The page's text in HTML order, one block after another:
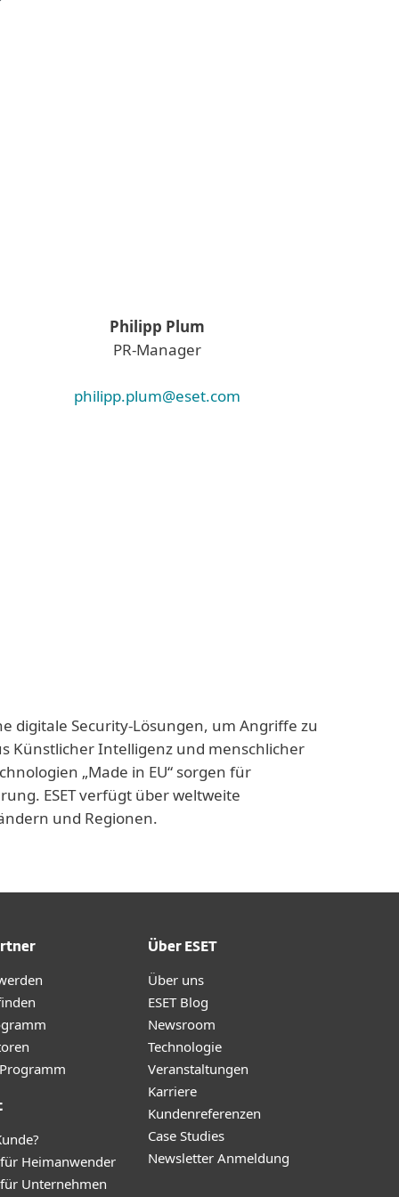
Philipp Plum
PR-Manager
philipp.plum@eset.com
digitale Security-Lösungen, um Angriffe zu
Künstlicher Intelligenz und menschlicher
„Made in EU“ sorgen für
ESET verfügt über weltweite
und Regionen.
Heimanwender
Unternehmen
Über ESET
Über uns
ESET Blog
Newsroom
Technologie
Veranstaltungen
Karriere
Kundenreferenzen
Case Studies
Newsletter Anmeldung